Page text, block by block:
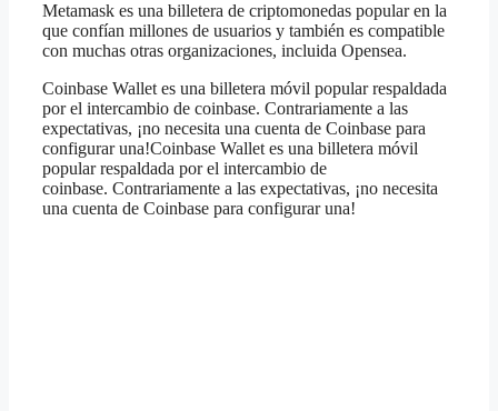
Metamask es una billetera de criptomonedas popular en la
que confían millones de usuarios y también es compatible
con muchas otras organizaciones, incluida Opensea.
Coinbase Wallet es una billetera móvil popular respaldada
por el intercambio de coinbase. Contrariamente a las
expectativas, ¡no necesita una cuenta de Coinbase para
configurar una!Coinbase Wallet es una billetera móvil
popular respaldada por el intercambio de
coinbase. Contrariamente a las expectativas, ¡no necesita
una cuenta de Coinbase para configurar una!